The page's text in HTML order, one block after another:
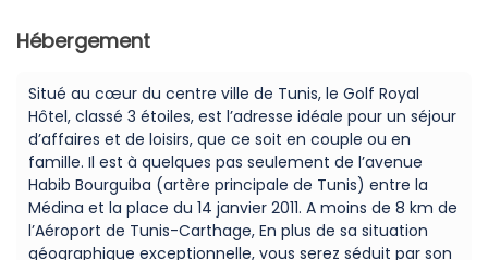
Hébergement
Situé au cœur du centre ville de Tunis, le Golf Royal
Hôtel, classé 3 étoiles, est l’adresse idéale pour un séjour
d’affaires et de loisirs, que ce soit en couple ou en
famille. Il est à quelques pas seulement de l’avenue
Habib Bourguiba (artère principale de Tunis) entre la
Médina et la place du 14 janvier 2011. A moins de 8 km de
l’Aéroport de Tunis-Carthage, En plus de sa situation
géographique exceptionnelle, vous serez séduit par son